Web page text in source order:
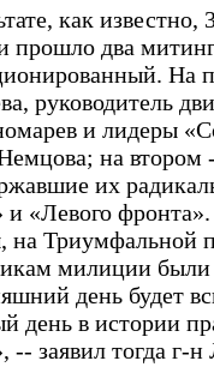
как
прошло два
На
руководитель
и лидеры
на
их
и «Левого
на Триумфальной
милиции были
день будет
день в истории
-- заявил тогда г-